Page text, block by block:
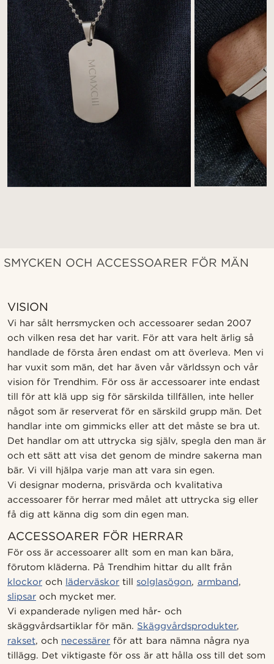
SMYCKEN OCH ACCESSOARER FÖR MÄN
VISION
Vi har sålt herrsmycken och accessoarer sedan 2007
och vilken resa det har varit. För att vara helt ärlig så
handlade de första åren endast om att överleva. Men vi
har vuxit som män, det har även vår världssyn och vår
vision för Trendhim. För oss är accessoarer inte endast
till för att klä upp sig för särskilda tillfällen, inte heller
något som är reserverat för en särskild grupp män. Det
handlar inte om gimmicks eller att det måste se bra ut.
Det handlar om att uttrycka sig själv, spegla den man är
och ett sätt att visa det genom de mindre sakerna man
bär. Vi vill hjälpa varje man att vara sin egen.
Vi designar moderna, prisvärda och kvalitativa
accessoarer för herrar med målet att uttrycka sig eller
få dig att känna dig som din egen man.
ACCESSOARER FÖR HERRAR
För oss är accessoarer allt som en man kan bära,
förutom kläderna. På Trendhim hittar du allt från
klockor och läderväskor till solglasögon, armband,
slipsar och mycket mer.
Vi expanderade nyligen med hår- och
skäggvårdsartiklar för män. Skäggvårdsprodukter,
rakset, och necessärer för att bara nämna några nya
tillägg. Det viktigaste för oss är att hålla oss till det som